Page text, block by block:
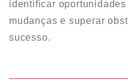
identificar
mudanças e superar
sucesso.